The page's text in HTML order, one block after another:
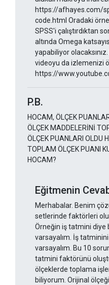
https://afhayes.com/
code.html Oradaki
SPSS'i çalıştırdıktan
altında Omega
yapabiliyor
videoyu da izlemenizi
https://
P.B.
HOCAM, ÖLÇEK
ÖLÇEK MADDELERİNİ
ÖLÇEK PUANLARI OLDU
TOPLAM ÖLÇEK PUANI
HOCAM?
Eğitmenin
Merhabalar. Benim
setlerinde faktörleri
Örneğin iş tatmini diye
varsayalım. İş
varsayalım. Bu 10
tatmini faktörünü
ölçeklerde toplama
biliyorum. Orijinal